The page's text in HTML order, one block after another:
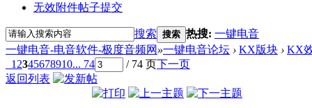
无效附件帖子提交
搜索 搜索 热搜: 一键电音
一键电音-电音软件-极度音频网 »一键电音论坛 › KX版块 › KX
1 2345678910... 74 / 74 页下一页
返回列表